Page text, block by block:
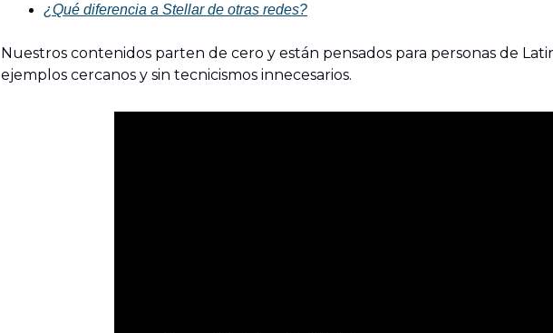
¿Qué diferencia a Stellar de otras redes?
Nuestros contenidos parten de cero y están pensados para personas de
ejemplos cercanos y sin tecnicismos innecesarios.